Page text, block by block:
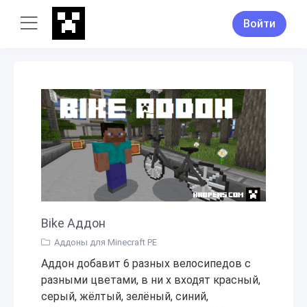
Войти
Bike Аддон
Аддоны для Minecraft PE
Аддон добавит 6 разных велосипедов с
разными цветами, в ни х входят красный,
серый, жёлтый, зелёный, синий,